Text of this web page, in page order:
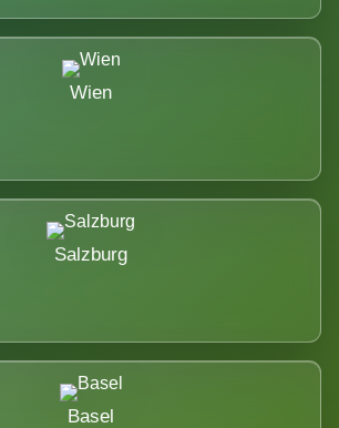
Wien
Salzburg
Basel